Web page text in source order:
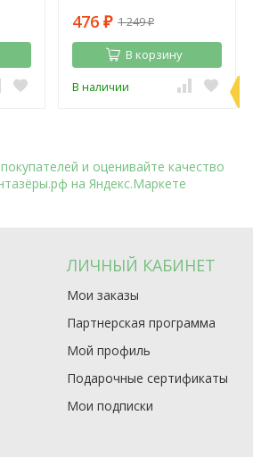
476 ₽ 1 249₽
В корзину
В наличии
ЛИЧНЫЙ КАБИНЕТ
Мои заказы
Партнерская программа
Мой профиль
Подарочные сертификаты
Мои подписки